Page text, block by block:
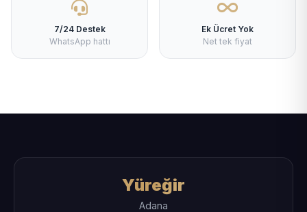
7/24 Destek
WhatsApp hattı
Ek Ücret Yok
Net tek fiyat
Yüreğir
Adana